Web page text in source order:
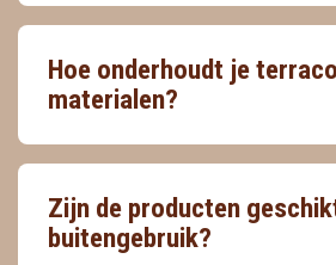
Hoe onderhoudt je
materialen?
Zijn de producten
buitengebruik?